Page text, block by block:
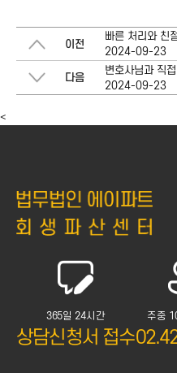
이전
빠른 처리와 친
2024-09-23
다음
2024-09-23
<
365일 24시간
상담신청서 접수
주중